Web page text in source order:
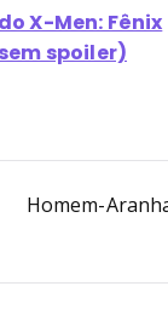
X-Men: Fênix
spoiler)
Homem-